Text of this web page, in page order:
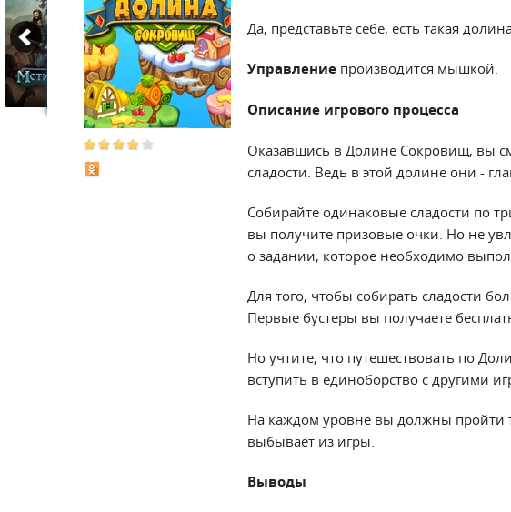
Да, представьте себе, есть такая
Управление производится мышкой.
Описание игрового процесса
Оказавшись в Долине Сокровищ, вы
сладости. Ведь в этой долине они -
Собирайте одинаковые сладости по
вы получите призовые очки. Но не
о задании, которое необходимо
Для того, чтобы собирать сладости
Первые бустеры вы получаете
Но учтите, что путешествовать по
вступить в единоборство с другими
На каждом уровне вы должны пройти
выбывает из игры.
Выводы